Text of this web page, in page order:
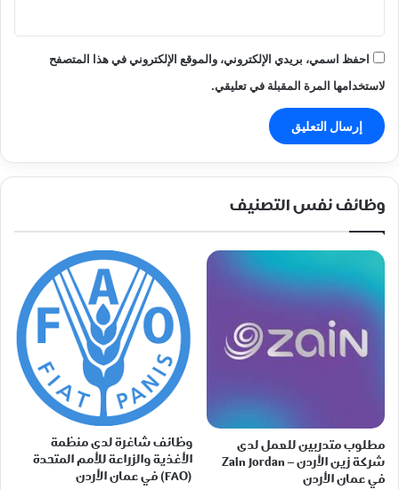
احفظ اسمي، بريدي الإلكتروني، والموقع الإلكتروني في هذا المتصفح
لاستخدامها المرة المقبلة في تعليقي.
وظائف نفس التصنيف
مطلوب متدربين للعمل لدى
شركة زين الأردن – Zain Jordan
في عمان الأردن
وظائف شاغرة لدى منظمة
الأغذية والزراعة للأمم المتحدة
(FAO) في عمان الأردن